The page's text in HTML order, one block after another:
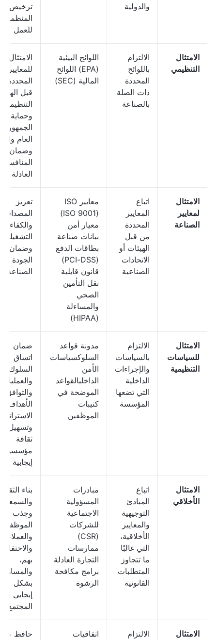
والدولية
ترخيص
المنظمة
للعمل
الامتثال
التنظيمي
الالتزام
باللوائح
المحددة
ذات الصلة
بالصناعة
اللوائح البيئية
(EPA) اللوائح
المالية (SEC)
الامتثال
للمعايير
المحددة
قبل
التنظيمية
وحماية
الجمهور
العام
وضمان
المنافسة
العادلة
الامتثال
لمعايير
الصناعة
اتباع
المعايير
المحددة
من قبل
الهيئات أو
الاتحادات
الصناعية
معايير ISO
(ISO 9001)
معيار أمن
بيانات صناعة
بطاقات الدفع
(PCI-DSS)
قانون قابلية
نقل التأمين
الصحي
والمساءلة
(HIPAA)
تعزيز
المصداقية
والكفاءة
التشغيلية
وضمان
الجودة
الصناعة
الامتثال
للسياسات
التنظيمية
الالتزام
بالسياسات
والإجراءات
الداخلية
التي تضعها
المؤسسة
مدونة قواعد
السلوكسياسات
الأمن
الداخليالقواعد
الموضحة في
كتيبات
الموظفين
ضمان
اتساق
السلوك
والتوافق
الأهداف
وتسهيل
ثقافة
مؤسسية
إيجابية
الامتثال
الأخلاقي
اتباع
المبادئ
التوجيهية
والمعايير
الأخلاقية،
التي غالبًا
ما تتجاوز
المتطلبات
القانونية
مبادرات
المسؤولية
الاجتماعية
للشركات
(CSR)
ممارسات
التجارة العادلة
برامج مكافحة
الرشوة
بناء الثقة
والسمعة،
وجذب
الموظفين
والعملاء
والاحتفاظ
بهم،
بشكل
إيجابي في
المجتمع
الامتثال
الالتزام
اتفاقيات
حافظ